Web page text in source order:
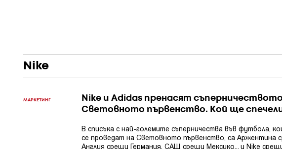
Nike
МАРКЕТИНГ
Nike и Adidas пренасят
Световното първенство. Кой ще
В списъка с най-големите съперничества във футбола,
се проведат на Световното първенство, са Аржентина
Англия срещу Германия, САЩ срещу Мексико... и Nike